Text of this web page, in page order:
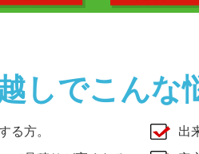
しでこんな
る方。
出